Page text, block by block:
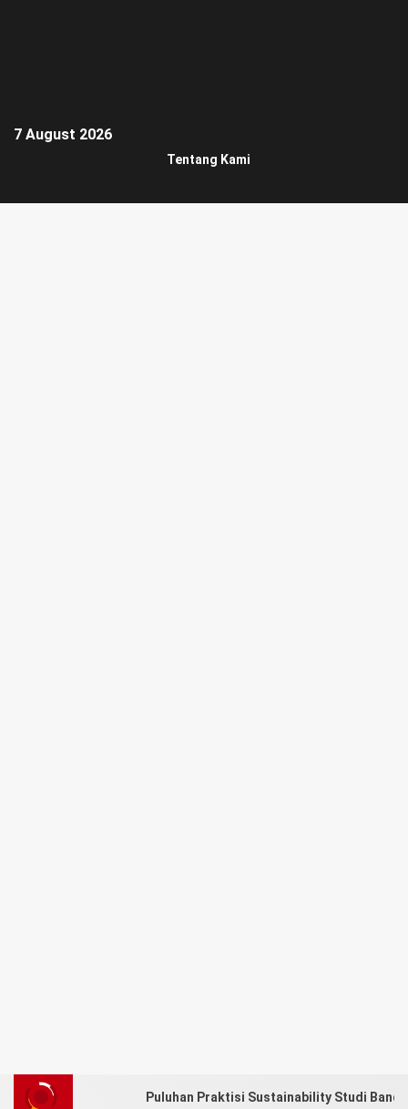
7 August 2026
Tentang Kami
Puluhan Praktisi Sustainability Studi